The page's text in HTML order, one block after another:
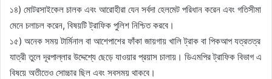
১৪) মোটরসাইকেল চালক এবং আরোহীরা যেন সর্বদা হেলমেট পরিধান করেন এবং গতিসীমা
মেনে চলাচল করেন, বিষয়টি ট্রাফিক পুলিশ নিশ্চিত করবে।
১৫) অনেক সময় টার্মিনাল বা আশেপাশের ফাঁকা জায়গায় খালি ট্রাক বা পিকআপ যত্রতত্র
যাত্রী তুলে দূরপাল্লার উদ্দেশ্যে ছেড়ে যাওয়ার প্রয়াস চালায়। ডিএমপির ট্রাফিক বিভাগ এ
বিষয়ে অতীতেও সোচ্চার ছিল এবং সবসময় থাকবে।